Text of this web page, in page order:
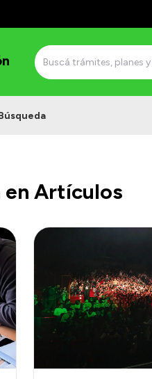
en Artículos